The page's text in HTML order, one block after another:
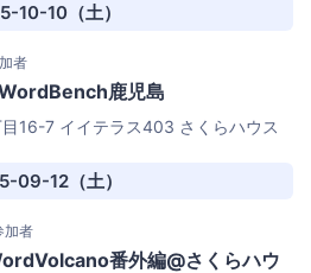
10-10（土）
者
鹿児島
16-7 イイテラス403 さくらハウス
09-12（土）
加者
番外編@さくらハウ